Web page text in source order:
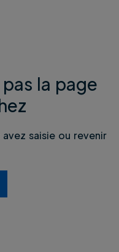
la page
saisie ou revenir